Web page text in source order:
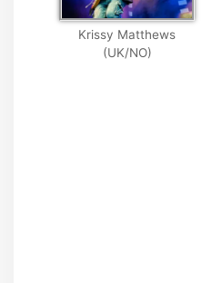
Krissy Matthews
(UK/NO)